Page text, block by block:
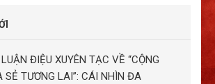
ĐIỆU XUYÊN TẠC VỀ “CỘNG
SẺ TƯƠNG LAI”: CÁI NHÌN ĐA